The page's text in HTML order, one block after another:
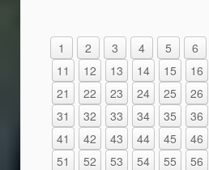
1 2 3 4 5 6
11
12 13 14 15 16
21
22 23 24 25 26
31
32 33 34 35 36
41
42 43 44 45 46
51
52 53 54 55 56